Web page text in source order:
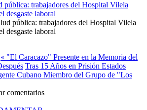
pública: trabajadores del Hospital Vilela
desgaste laboral
« "El Caracazo" Presente en la Memoria del
Tras 15 Años en Prisión Estados
Cubano Miembro del Grupo de "Los
comentarios